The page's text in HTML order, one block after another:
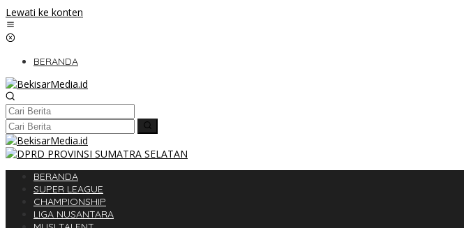
Lewati ke konten
BERANDA
BERANDA
SUPER LEAGUE
CHAMPIONSHIP
LIGA NUSANTARA